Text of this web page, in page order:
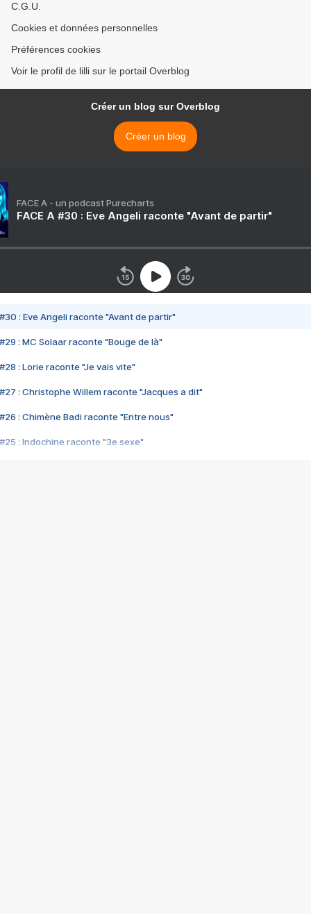
C.G.U.
Cookies et données personnelles
Préférences cookies
Voir le profil de lilli sur le portail Overblog
Créer un blog sur Overblog
Créer un blog
FACE A - un podcast Purecharts
FACE A #30 : Eve Angeli raconte "Avant de partir"
#30 : Eve Angeli raconte "Avant de partir"
#29 : MC Solaar raconte "Bouge de là"
#28 : Lorie raconte "Je vais vite"
#27 : Christophe Willem raconte "Jacques a dit"
#26 : Chimène Badi raconte "Entre nous"
#25 : Indochine raconte "3e sexe"